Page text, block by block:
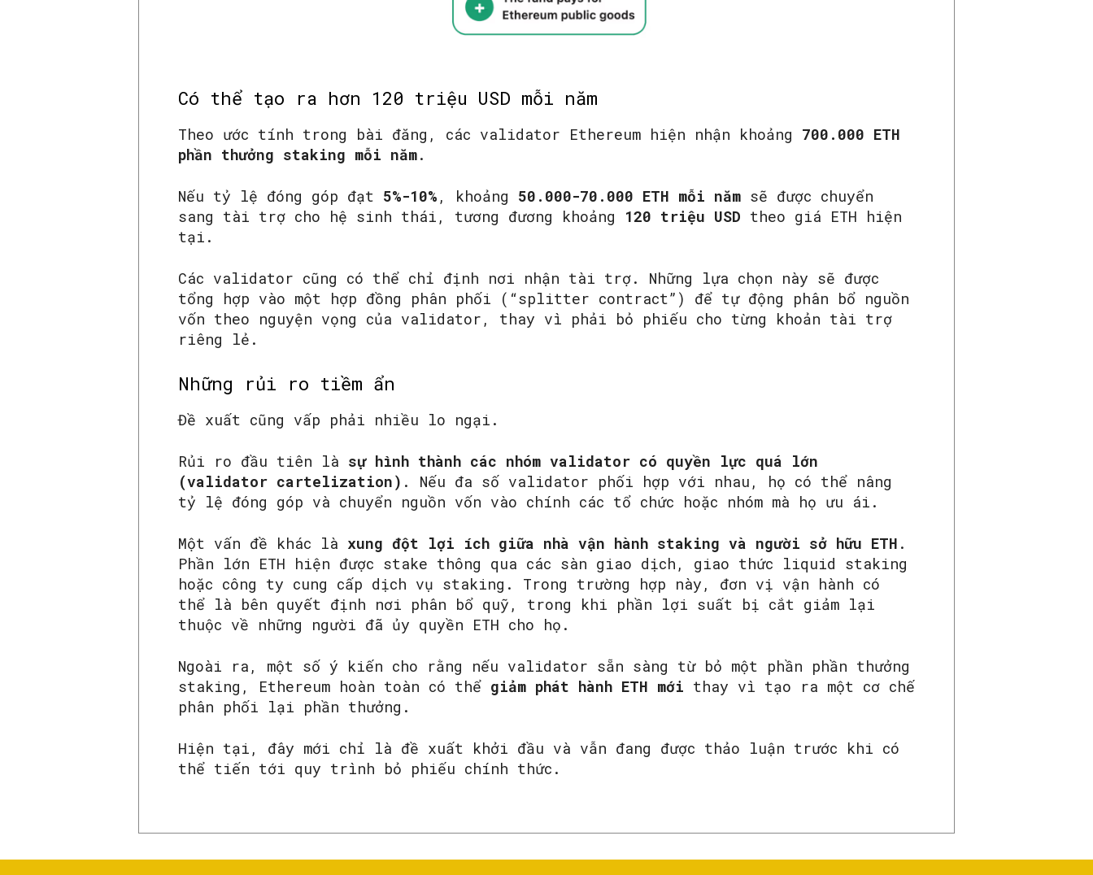
Có thể tạo ra hơn 120 triệu USD mỗi năm
Theo ước tính trong bài đăng, các validator Ethereum hiện nhận khoảng 700.000 ETH
phần thưởng staking mỗi năm.
Nếu tỷ lệ đóng góp đạt 5%-10% , khoảng 50.000-70.000 ETH mỗi năm sẽ được chuyển
sang tài trợ cho hệ sinh thái, tương đương khoảng 120 triệu USD theo giá ETH hiện
tại.
Các validator cũng có thể chỉ định nơi nhận tài trợ. Những lựa chọn này sẽ được
tổng hợp vào một hợp đồng phân phối (“splitter contract”) để tự động phân bổ nguồn
vốn theo nguyện vọng của validator, thay vì phải bỏ phiếu cho từng khoản tài trợ
riêng lẻ.
Những rủi ro tiềm ẩn
Đề xuất cũng vấp phải nhiều lo ngại.
Rủi ro đầu tiên là sự hình thành các nhóm validator có quyền lực quá lớn
(validator cartelization) . Nếu đa số validator phối hợp với nhau, họ có thể nâng
tỷ lệ đóng góp và chuyển nguồn vốn vào chính các tổ chức hoặc nhóm mà họ ưu ái.
Một vấn đề khác là xung đột lợi ích giữa nhà vận hành staking và người sở hữu ETH .
Phần lớn ETH hiện được stake thông qua các sàn giao dịch, giao thức liquid staking
hoặc công ty cung cấp dịch vụ staking. Trong trường hợp này, đơn vị vận hành có
thể là bên quyết định nơi phân bổ quỹ, trong khi phần lợi suất bị cắt giảm lại
thuộc về những người đã ủy quyền ETH cho họ.
Ngoài ra, một số ý kiến cho rằng nếu validator sẵn sàng từ bỏ một phần phần thưởng
staking, Ethereum hoàn toàn có thể giảm phát hành ETH mới thay vì tạo ra một cơ chế
phân phối lại phần thưởng.
Hiện tại, đây mới chỉ là đề xuất khởi đầu và vẫn đang được thảo luận trước khi có
thể tiến tới quy trình bỏ phiếu chính thức.